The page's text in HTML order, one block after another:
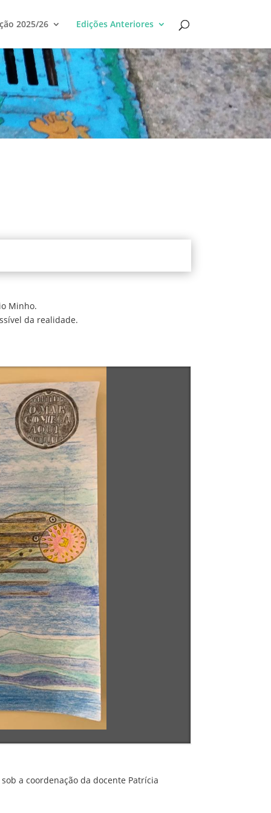
2025/26 Edições Anteriores
Minho.
da realidade.
a coordenação da docente Patrícia